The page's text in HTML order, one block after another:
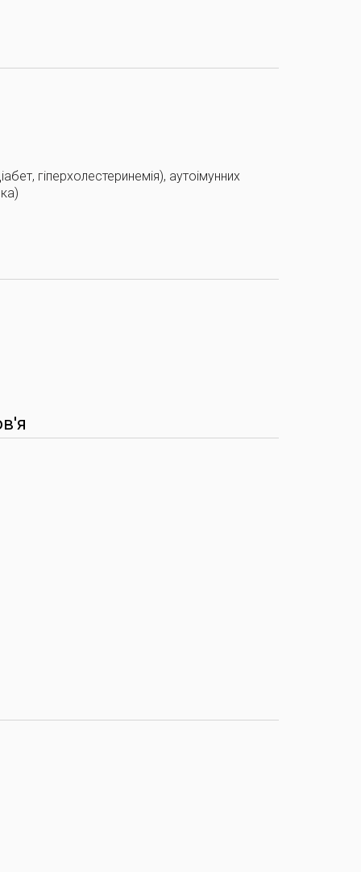
гіперхолестеринемія), аутоімунних